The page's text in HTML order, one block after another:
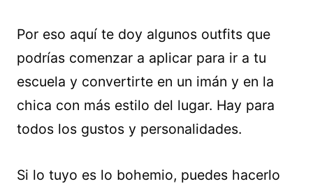
Por eso aquí te doy algunos outfits que
podrías comenzar a aplicar para ir a tu
escuela y convertirte en un imán y en la
chica con más estilo del lugar. Hay para
todos los gustos y personalidades.
Si lo tuyo es lo bohemio, puedes hacerlo